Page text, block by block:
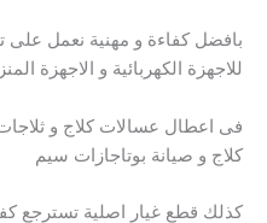
بافضل كفاءة و مهنية نعمل على
للاجهزة الكهربائية و الاجهزة
فى اعطال عسالات كلاج و
كلاج و صيانة بوتاجازات سيم